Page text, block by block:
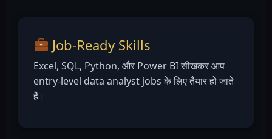
Job-Ready Skills
Excel, SQL, Python, और Power BI सीखकर आप
entry-level data analyst jobs के लिए तैयार हो जाते
हैं।